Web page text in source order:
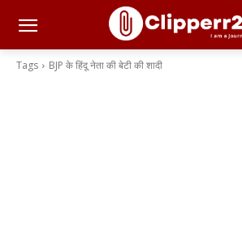
Tags BJP के हिंदू नेता की बेटी की शादी